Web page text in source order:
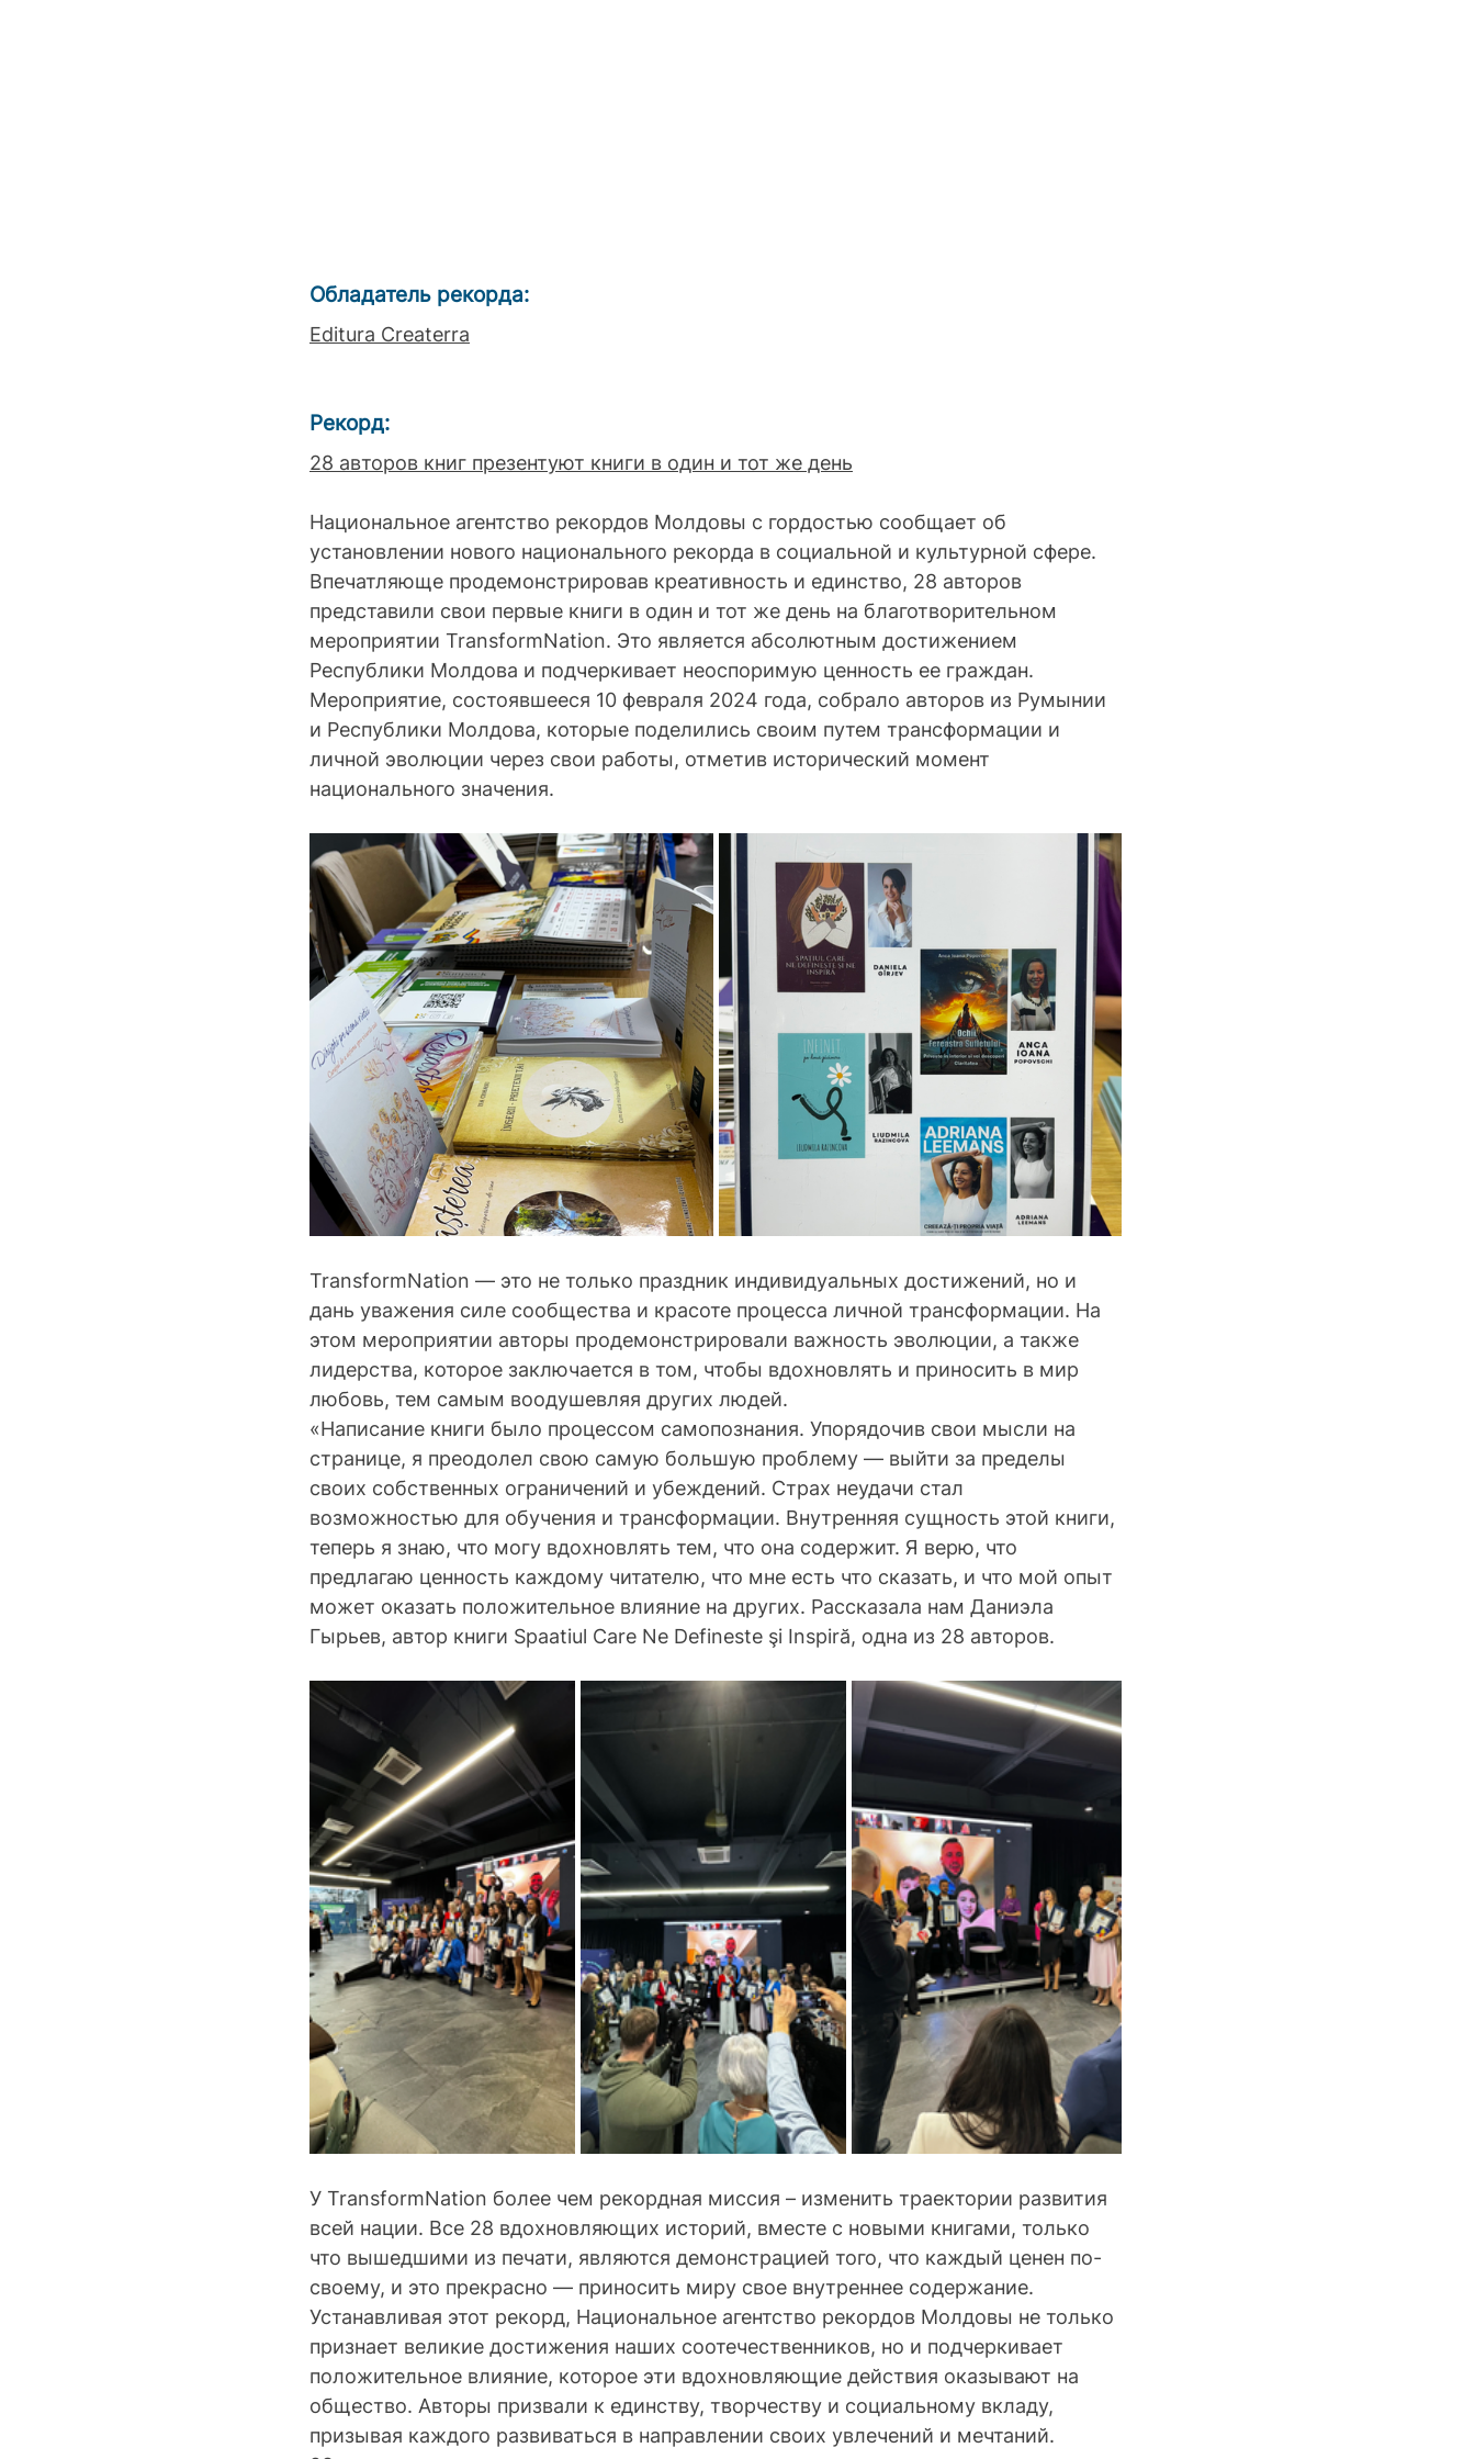
Обладатель рекорда:
Editura Createrra
Рекорд:
28 авторов книг презентуют книги в один и тот же день
Национальное агентство рекордов Молдовы с гордостью сообщает об
установлении нового национального рекорда в социальной и культурной сфере.
Впечатляюще продемонстрировав креативность и единство, 28 авторов
представили свои первые книги в один и тот же день на благотворительном
мероприятии TransformNation. Это является абсолютным достижением
Республики Молдова и подчеркивает неоспоримую ценность ее граждан.
Мероприятие, состоявшееся 10 февраля 2024 года, собрало авторов из Румынии
и Республики Молдова, которые поделились своим путем трансформации и
личной эволюции через свои работы, отметив исторический момент
национального значения.
TransformNation — это не только праздник индивидуальных достижений, но и
дань уважения силе сообщества и красоте процесса личной трансформации. На
этом мероприятии авторы продемонстрировали важность эволюции, а также
лидерства, которое заключается в том, чтобы вдохновлять и приносить в мир
любовь, тем самым воодушевляя других людей.
«Написание книги было процессом самопознания. Упорядочив свои мысли на
странице, я преодолел свою самую большую проблему — выйти за пределы
своих собственных ограничений и убеждений. Страх неудачи стал
возможностью для обучения и трансформации. Внутренняя сущность этой книги,
теперь я знаю, что могу вдохновлять тем, что она содержит. Я верю, что
предлагаю ценность каждому читателю, что мне есть что сказать, и что мой опыт
может оказать положительное влияние на других. Рассказала нам Даниэла
Гырьев, автор книги Spaatiul Care Ne Defineste şi Inspiră, одна из 28 авторов.
У TransformNation более чем рекордная миссия – изменить траектории развития
всей нации. Все 28 вдохновляющих историй, вместе с новыми книгами, только
что вышедшими из печати, являются демонстрацией того, что каждый ценен по-
своему, и это прекрасно — приносить миру свое внутреннее содержание.
Устанавливая этот рекорд, Национальное агентство рекордов Молдовы не только
признает великие достижения наших соотечественников, но и подчеркивает
положительное влияние, которое эти вдохновляющие действия оказывают на
общество. Авторы призвали к единству, творчеству и социальному вкладу,
призывая каждого развиваться в направлении своих увлечений и мечтаний.